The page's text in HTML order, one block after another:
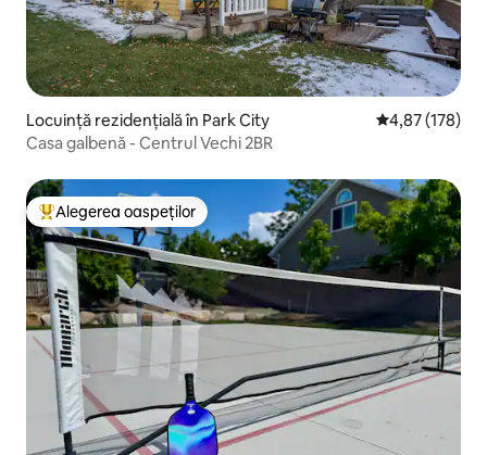
Locuință rezidențială în Park City Scor mediu de
4,87 (178)
Casa galbenă - Centrul Vechi 2BR
Locuință din topul categoriei Alegerea oaspeților
Alegerea oaspeților